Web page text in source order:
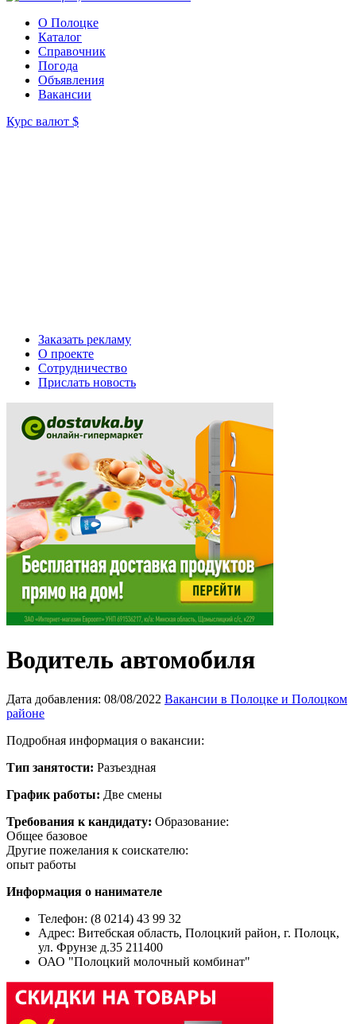
О Полоцке
Каталог
Справочник
Погода
Объявления
Вакансии
Курс валют $
Заказать рекламу
О проекте
Сотрудничество
Прислать новость
Водитель автомобиля
Дата добавления: 08/08/2022 Вакансии в Полоцке и Полоцком
районе
Подробная информация о вакансии:
Тип занятости: Разъездная
График работы: Две смены
Требования к кандидату: Образование:
Общее базовое
Другие пожелания к соискателю:
опыт работы
Информация о нанимателе
Телефон: (8 0214) 43 99 32
Адрес: Витебская область, Полоцкий район, г. Полоцк,
ул. Фрунзе д.35 211400
ОАО "Полоцкий молочный комбинат"